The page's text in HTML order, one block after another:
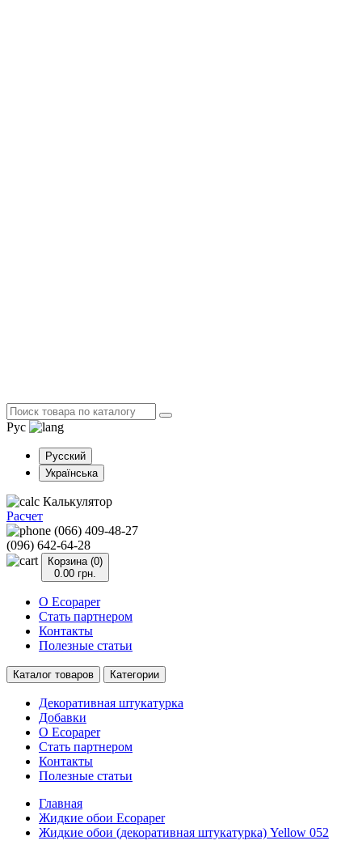
Рус
Русский
Українська
Калькулятор
Расчет
(066) 409-48-27
(096) 642-64-28
Корзина (0)
0.00 грн.
О Ecopaper
Стать партнером
Контакты
Полезные статьи
Каталог товаров Категории
Декоративная штукатурка
Добавки
О Ecopaper
Стать партнером
Контакты
Полезные статьи
Главная
Жидкие обои Ecopaper
Жидкие обои (декоративная штукатурка) Yellow 052